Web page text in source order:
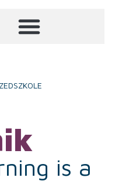
is a